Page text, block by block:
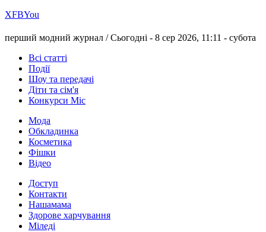
ХFBYou
перший модний журнал /Сьогодні - 8 сер 2026, 11:11 - субота
Всі статті
Події
Шоу та передачі
Діти та сім'я
Конкурси Міс
Мода
Обкладинка
Косметика
Фішки
Відео
Доступ
Контакти
Нашамама
Здорове харчування
Міледі